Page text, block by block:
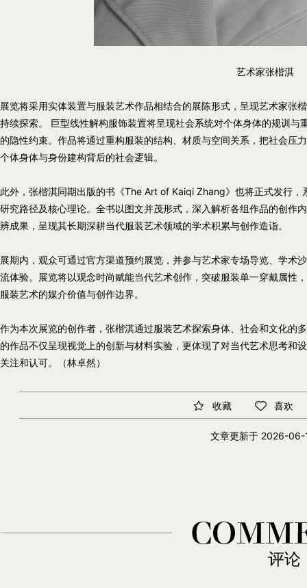
艺术家张楷淇
展览将采用实体装置与服装艺术作品相结合的展陈形式，呈现艺术家张
持续探索。 巨型线性解构服饰装置将呈现社会系统对个体身体的规训
的隐性约束。作品将通过重构服装的结构、材质与空间关系，把社会压
个体身体与身份建构背后的社会逻辑。
此外，张楷淇同期出版的书《The Art of Kaiqi Zhang》也将正式发行
研究路径及核心理论。全书以图文并茂形式，深入解析各组作品的创作
辨成果，呈现其长期深耕当代服装艺术领域的学术积累与创作造诣。
展期内，观众可通过官方渠道预约展览，并参与艺术家专场导览、学术
流体验。展览将以观念时尚赋能当代艺术创作，突破服装单一穿戴属性
服装艺术的媒介价值与创作边界。
作为本次展览的创作者，张楷淇通过服装艺术探索身体、社会和文化的
的作品不仅呈现视觉上的创新与材料实验，更体现了对当代艺术思考和
关注和认可。（林卓然）
收藏 喜欢
文章更新于2026-06-
评论